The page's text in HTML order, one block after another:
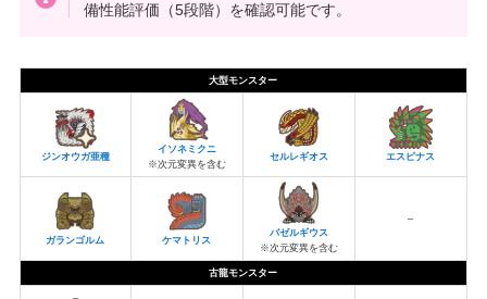
備性能評価（5段階）を確認可能です。
大型モンスター
ジンオウガ亜種
イソネミクニ
※次元変異を含む
セルレギオス エスピナス
ガランゴルム ケマトリス
バゼルギウス
※次元変異を含む
–
古龍モンスター